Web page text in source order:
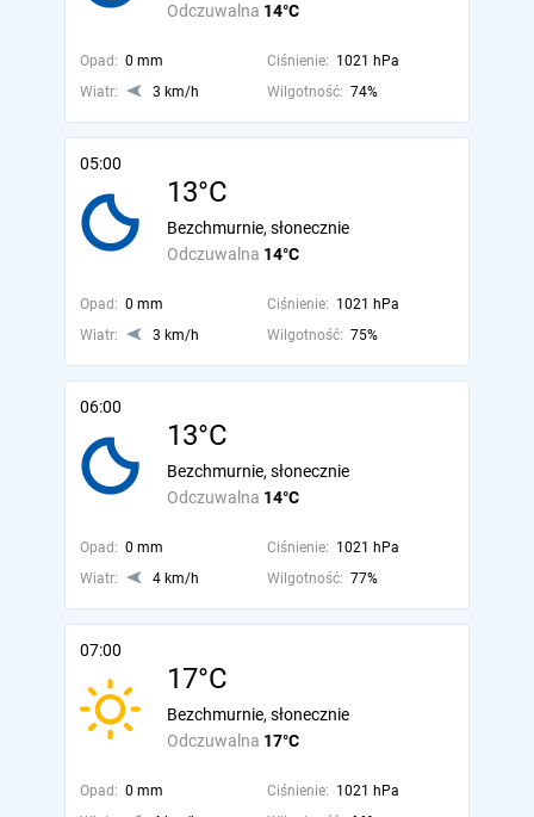
Odczuwalna 14°C
Opad: 0 mm Ciśnienie: 1021 hPa
Wiatr:
3 km/h Wilgotność: 74%
05:00
13°C
Odczuwalna 14°C
Bezchmurnie, słonecznie
Opad: 0 mm Ciśnienie: 1021 hPa
Wiatr:
3 km/h Wilgotność: 75%
06:00
13°C
Odczuwalna 14°C
Bezchmurnie, słonecznie
Opad: 0 mm Ciśnienie: 1021 hPa
Wiatr:
4 km/h Wilgotność: 77%
07:00
17°C
Odczuwalna 17°C
Bezchmurnie, słonecznie
Opad: 0 mm Ciśnienie: 1021 hPa